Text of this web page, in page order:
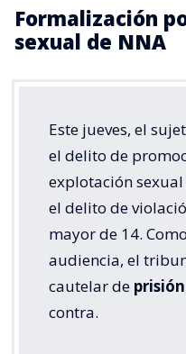
Formalización
sexual de NNA
Este jueves, el
el delito de
explotación
el delito de
mayor de 14.
audiencia, el
cautelar de
contra.